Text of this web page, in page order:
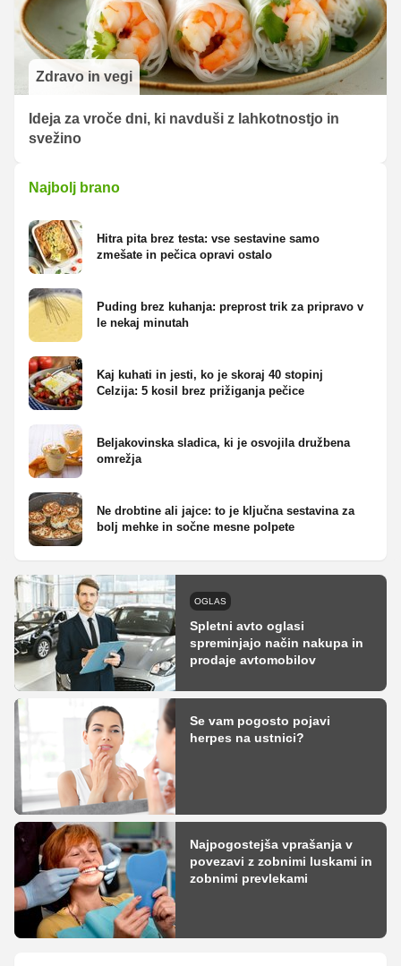
Zdravo in vegi
Ideja za vroče dni, ki navduši z lahkotnostjo in
svežino
Najbolj brano
Hitra pita brez testa: vse sestavine samo
zmešate in pečica opravi ostalo
Puding brez kuhanja: preprost trik za pripravo v
le nekaj minutah
Kaj kuhati in jesti, ko je skoraj 40 stopinj
Celzija: 5 kosil brez prižiganja pečice
Beljakovinska sladica, ki je osvojila družbena
omrežja
Ne drobtine ali jajce: to je ključna sestavina za
bolj mehke in sočne mesne polpete
OGLAS
Spletni avto oglasi
spreminjajo način nakupa in
prodaje avtomobilov
Se vam pogosto pojavi
herpes na ustnici?
Najpogostejša vprašanja v
povezavi z zobnimi luskami in
zobnimi prevlekami